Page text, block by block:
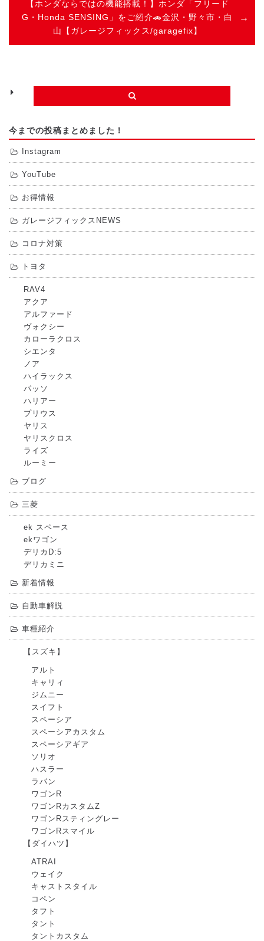
【ホンダならではの機能搭載！】ホンダ「フリード
G・Honda SENSING」をご紹介🚗金沢・野々市・白
山【ガレージフィックス/garagefix】
今までの投稿まとめました！
Instagram
YouTube
お得情報
ガレージフィックスNEWS
コロナ対策
トヨタ
RAV4
アクア
アルファード
ヴォクシー
カローラクロス
シエンタ
ノア
ハイラックス
パッソ
ハリアー
プリウス
ヤリス
ヤリスクロス
ライズ
ルーミー
ブログ
三菱
ek スペース
ekワゴン
デリカD:5
デリカミニ
新着情報
自動車解説
車種紹介
【スズキ】
アルト
キャリィ
ジムニー
スイフト
スペーシア
スペーシアカスタム
スペーシアギア
ソリオ
ハスラー
ラパン
ワゴンR
ワゴンRカスタムZ
ワゴンRスティングレー
ワゴンRスマイル
【ダイハツ】
ATRAI
ウェイク
キャストスタイル
コペン
タフト
タント
タントカスタム